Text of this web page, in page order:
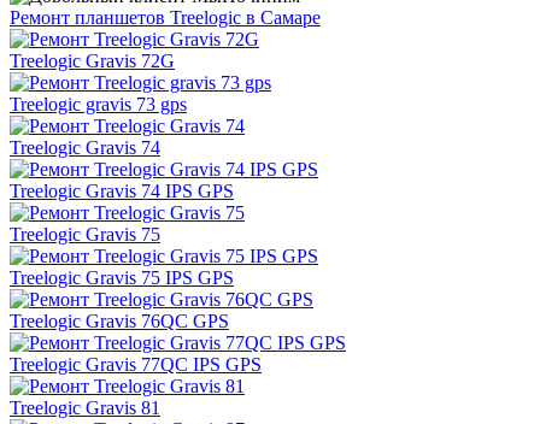
Ремонт планшетов Treelogic в Самаре
Treelogic Gravis 72G
Treelogic gravis 73 gps
Treelogic Gravis 74
Treelogic Gravis 74 IPS GPS
Treelogic Gravis 75
Treelogic Gravis 75 IPS GPS
Treelogic Gravis 76QC GPS
Treelogic Gravis 77QC IPS GPS
Treelogic Gravis 81